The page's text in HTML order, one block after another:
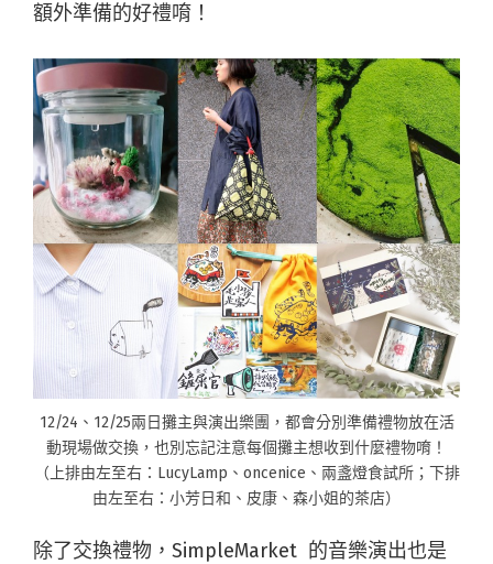
額外準備的好禮唷！
12/24、12/25兩日攤主與演出樂團，都會分別準備禮物放在活
動現場做交換，也別忘記注意每個攤主想收到什麼禮物唷！
（上排由左至右：LucyLamp、oncenice、兩盞燈食試所；下排
由左至右：小芳日和、皮康、森小姐的茶店）
除了交換禮物，SimpleMarket 的音樂演出也是